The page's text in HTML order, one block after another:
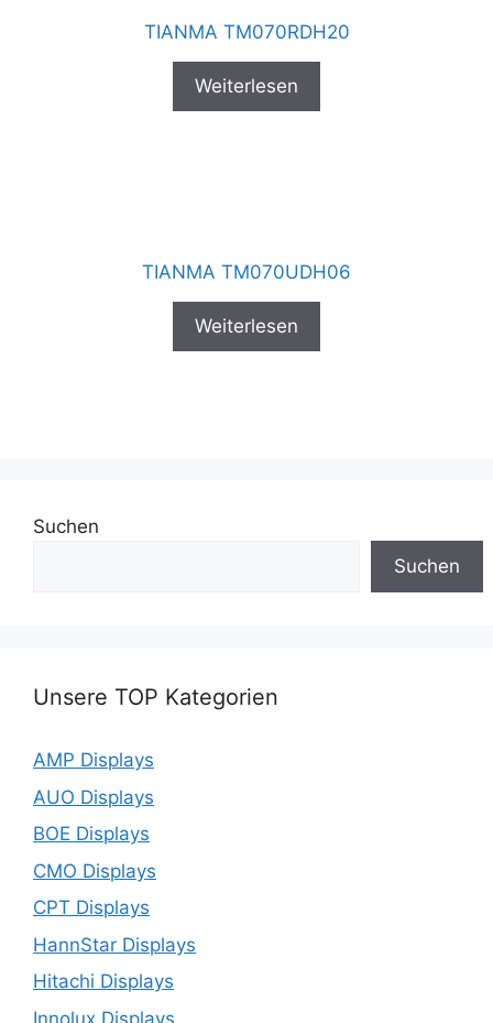
TIANMA TM070RDH20
Weiterlesen
TIANMA TM070UDH06
Weiterlesen
Suchen
Suchen
Unsere TOP Kategorien
AMP Displays
AUO Displays
BOE Displays
CMO Displays
CPT Displays
HannStar Displays
Hitachi Displays
Innolux Displays